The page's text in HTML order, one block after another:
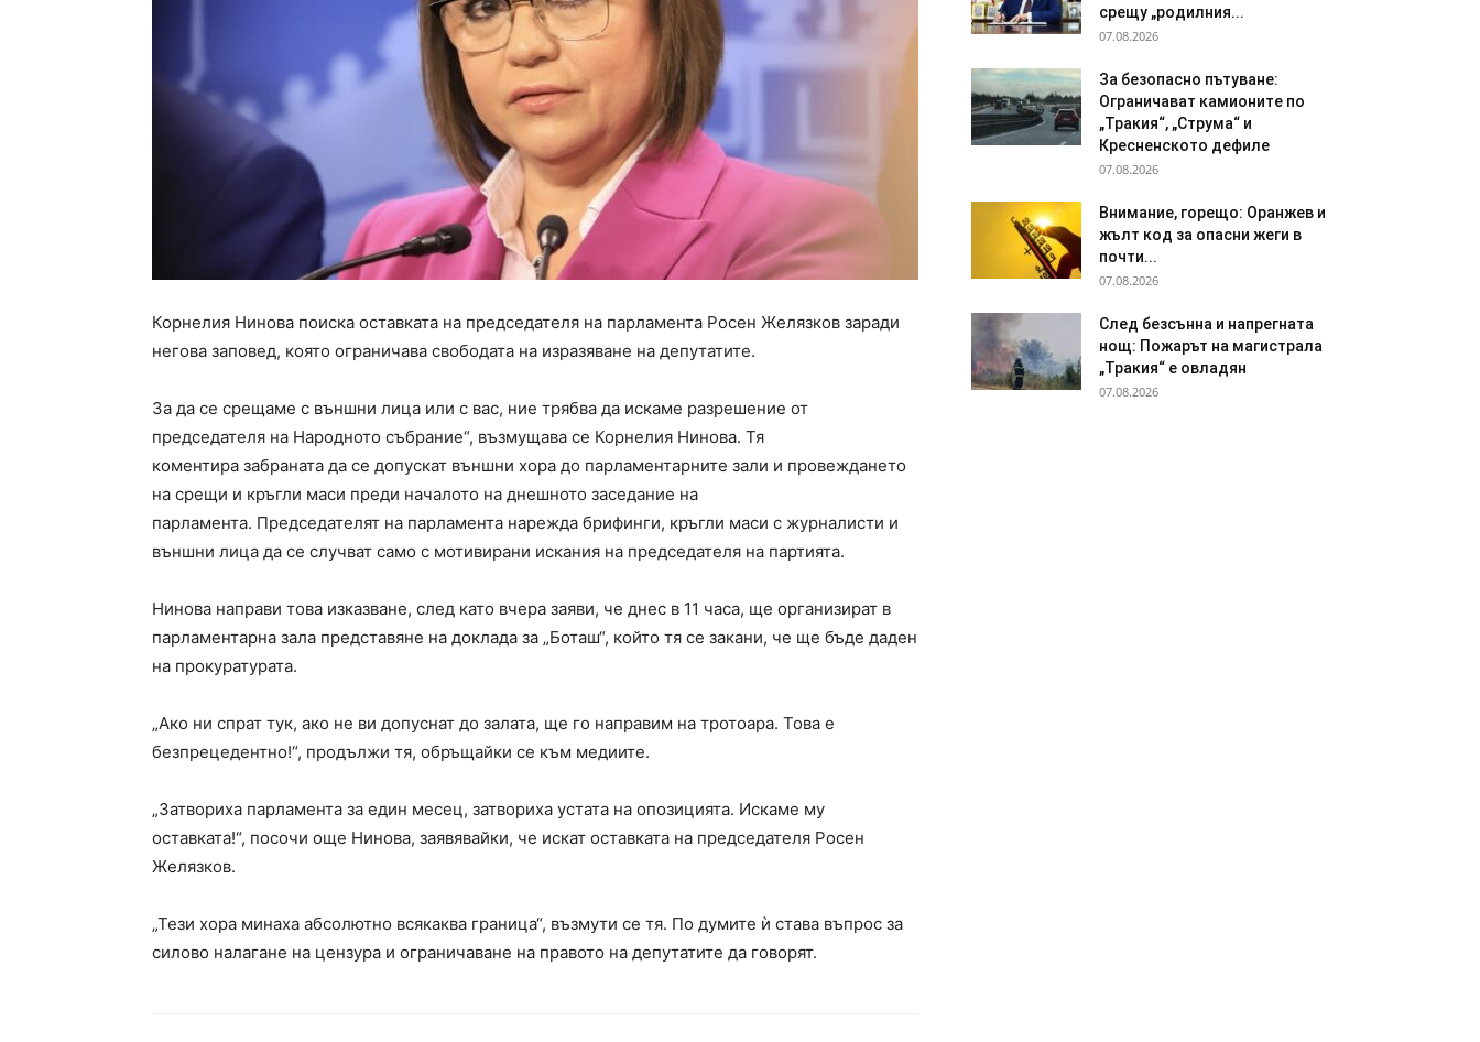
Корнелия Нинова поиска оставката на председателя на парламента Росен Желязков заради
негова заповед, която ограничава свободата на изразяване на депутатите.
За да се срещаме с външни лица или с вас, ние трябва да искаме разрешение от
председателя на Народното събрание“, възмущава се Корнелия Нинова. Тя
коментира забраната да се допускат външни хора до парламентарните зали и провеждането
на срещи и кръгли маси преди началото на днешното заседание на
парламента. Председателят на парламента нарежда брифинги, кръгли маси с журналисти и
външни лица да се случват само с мотивирани искания на председателя на партията.
Нинова направи това изказване, след като вчера заяви, че днес в 11 часа, ще организират в
парламентарна зала представяне на доклада за „Боташ“, който тя се закани, че ще бъде даден
на прокуратурата.
„Ако ни спрат тук, ако не ви допуснат до залата, ще го направим на тротоара. Това е
безпрецедентно!“, продължи тя, обръщайки се към медиите.
„Затвориха парламента за един месец, затвориха устата на опозицията. Искаме му
оставката!“, посочи още Нинова, заявявайки, че искат оставката на председателя Росен
Желязков.
„Тези хора минаха абсолютно всякаква граница“, възмути се тя. По думите ѝ става въпрос за
силово налагане на цензура и ограничаване на правото на депутатите да говорят.
срещу „родилния...
07.08.2026
За безопасно пътуване:
Ограничават камионите по
„Тракия“, „Струма“ и
Кресненското дефиле
07.08.2026
Внимание, горещо: Оранжев и
жълт код за опасни жеги в
почти...
07.08.2026
След безсънна и напрегната
нощ: Пожарът на магистрала
„Тракия“ е овладян
07.08.2026